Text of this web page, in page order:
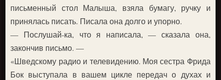
письменный стол Малыша, взяла бумагу, ручку и
принялась писать. Писала она долго и упорно.
— Послушай-ка, что я написала, — сказала она,
закончив письмо. —
«Шведскому радио и телевидению. Моя сестра Фрида
Бок выступала в вашем цикле передач о духах и